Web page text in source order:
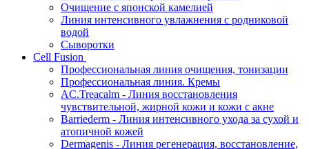
Очищение с японской камелией
Линия интенсивного увлажнения с родниковой
водой
Сыворотки
Cell Fusion
Профессиональная линия очищения, тонизации
Профессиональная линия. Кремы
AC.Treacalm - Линия восстановления
чувствительной, жирной кожи и кожи с акне
Barriederm - Линия интенсивного ухода за сухой и
атопичной кожей
Dermagenis - Линия регенерация, восстановление,